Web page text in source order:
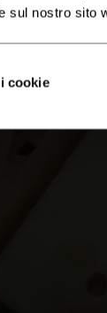
sul nostro sito
cookie